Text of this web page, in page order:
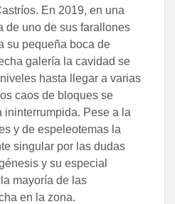
En 2019, en una
de uno de sus farallones
su pequeña boca de
galería la cavidad se
hasta llegar a varias
caos de bloques se
ininterrumpida. Pese a la
y de espeleotemas la
singular por las dudas
y su especial
mayoría de las
en la zona.